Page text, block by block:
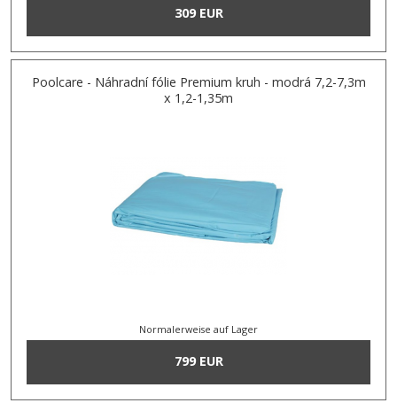
309 EUR
Poolcare - Náhradní fólie Premium kruh - modrá 7,2-7,3m
x 1,2-1,35m
Normalerweise auf Lager
799 EUR